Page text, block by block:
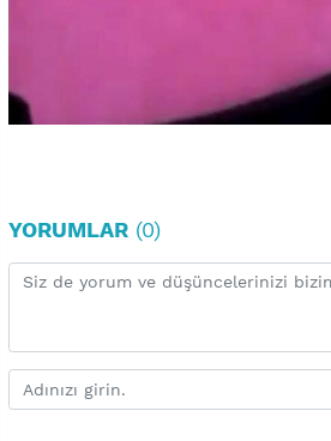
YORUMLAR (0)